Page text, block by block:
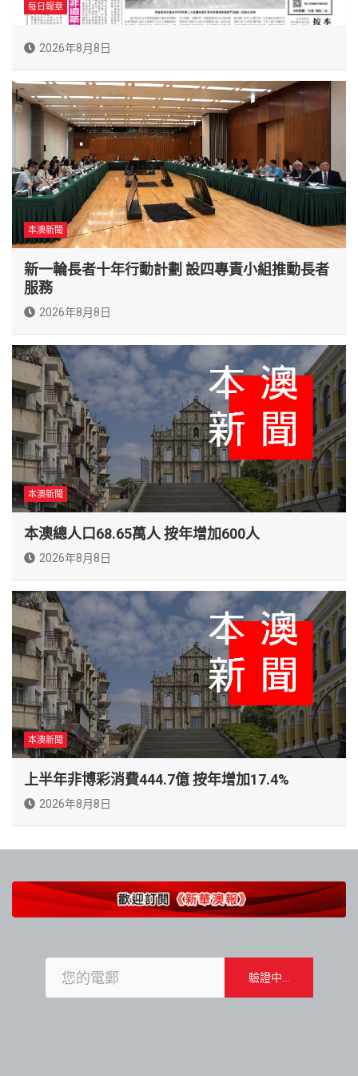
每日報章
2026年8月8日
本澳新聞
新一輪長者十年行動計劃 設四專責小組推動長者
服務
2026年8月8日
本澳新聞
本澳總人口68.65萬人 按年增加600人
2026年8月8日
本澳新聞
上半年非博彩消費444.7億 按年增加17.4%
2026年8月8日